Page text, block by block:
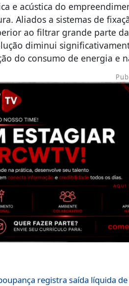
e acústica do
Aliados a sistemas de
ao filtrar grande parte
diminui
do consumo de energia e
registra saída líquida